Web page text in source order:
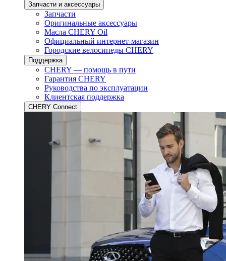
Запчасти и аксессуары
Запчасти
Оригинальные аксессуары
Масла CHERY Oil
Официальный интернет-магазин
Городские велосипеды CHERY
Поддержка
CHERY — помощь в пути
Гарантия CHERY
Руководства по эксплуатации
Клиентская поддержка
CHERY Connect